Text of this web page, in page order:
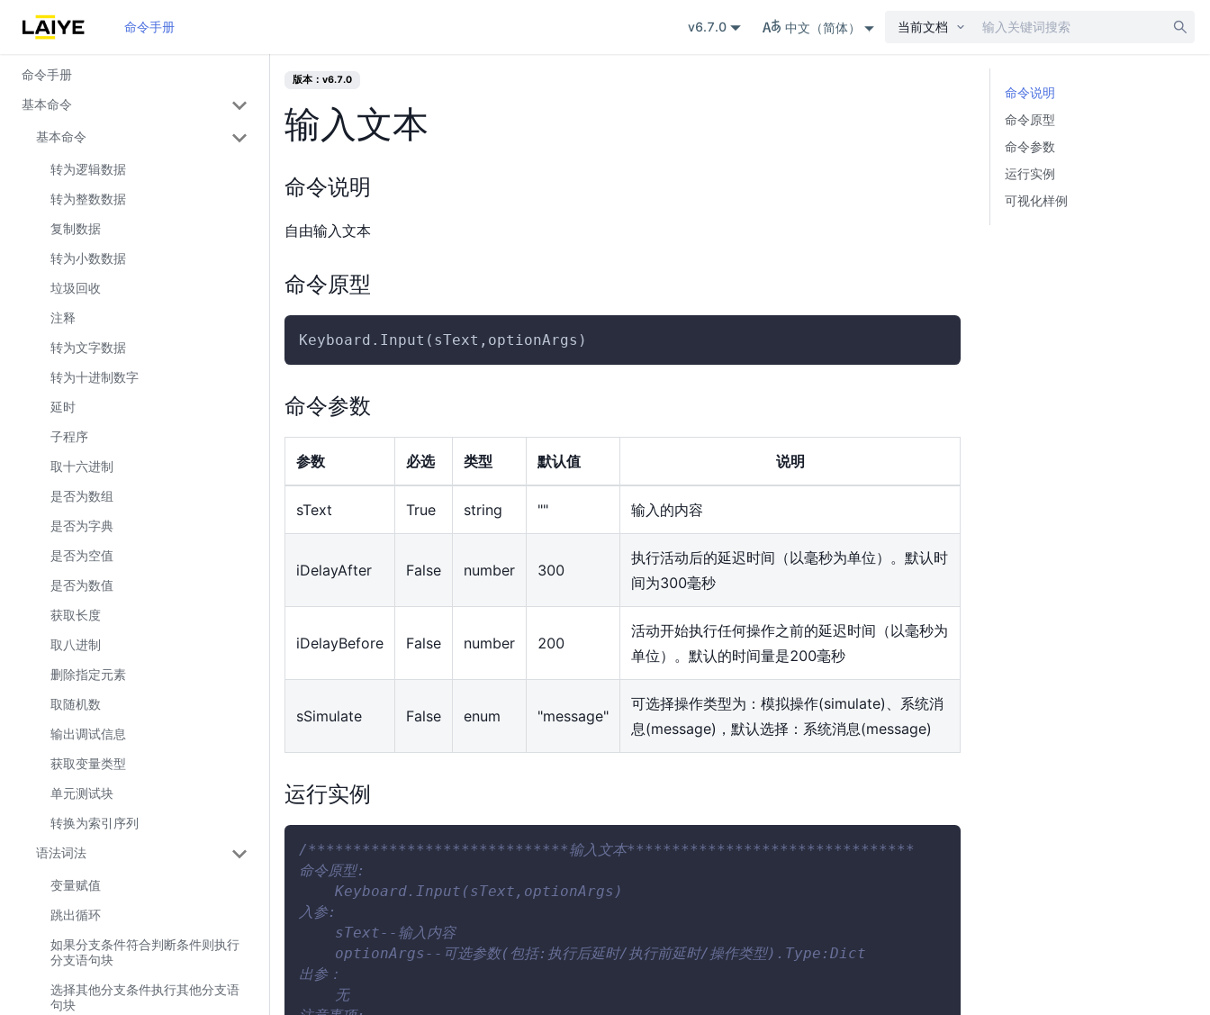
命令手册 v6.7.0 中文（简体） 当前文档
命令手册
基本命令
基本命令
转为逻辑数据
转为整数数据
复制数据
转为小数数据
垃圾回收
注释
转为文字数据
转为十进制数字
延时
子程序
取十六进制
是否为数组
是否为字典
是否为空值
是否为数值
获取长度
取八进制
删除指定元素
取随机数
输出调试信息
获取变量类型
单元测试块
转换为索引序列
语法词法
变量赋值
跳出循环
如果分支条件符合判断条件则执行
分支语句块
选择其他分支条件执行其他分支语
句块
版本：v6.7.0
输入文本
命令说明
自由输入文本
命令原型
Keyboard.Input(sText,optionArgs)
命令参数
参数 必选 类型 默认值 说明
sText True string "" 输入的内容
iDelayAfter False number 300
执行活动后的延迟时间（以毫秒为单位）。默认时
间为300毫秒
iDelayBefore False number 200
活动开始执行任何操作之前的延迟时间（以毫秒为
单位）。默认的时间量是200毫秒
sSimulate False enum "message"
可选择操作类型为：模拟操作(simulate)、系统消
息(message)，默认选择：系统消息(message)
运行实例
/*****************************输入文本********************************
命令原型:
    Keyboard.Input(sText,optionArgs)
入参:
    sText--输入内容
    optionArgs--可选参数(包括:执行后延时/执行前延时/操作类型).Type:Dict
出参：
    无
命令说明
命令原型
命令参数
运行实例
可视化样例